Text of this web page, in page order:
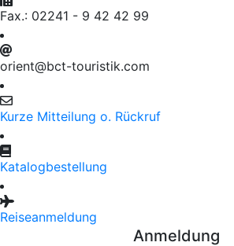
Fax.: 02241 - 9 42 42 99
orient@bct-touristik.com
Kurze Mitteilung o. Rückruf
Katalogbestellung
Reiseanmeldung
Anmeldung